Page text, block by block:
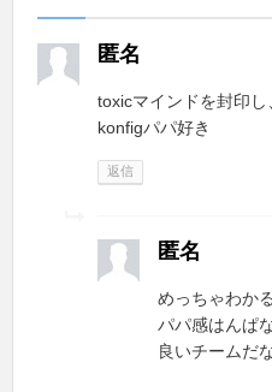
匿名
toxicマインドを封印
konfigパパ好き
返信
匿名
めっちゃわかる
パパ感はんぱ
良いチームだ